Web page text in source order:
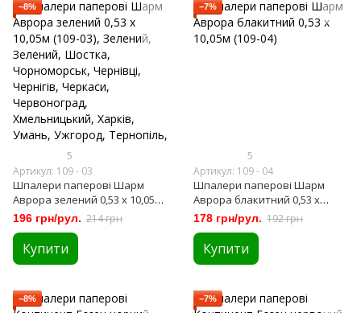
−8%
5
Артикул: 109 - 03
Шпалери паперові Шарм
Аврора зелений 0,53 х 10,05м
(109-03)
196 грн/рул. 214 грн
Купити
−7%
5
Артикул: 109 - 04
Шпалери паперові Шарм
Аврора блакитний 0,53 х
10,05м (109-04)
178 грн/рул. 192 грн
Купити
−8% −7%